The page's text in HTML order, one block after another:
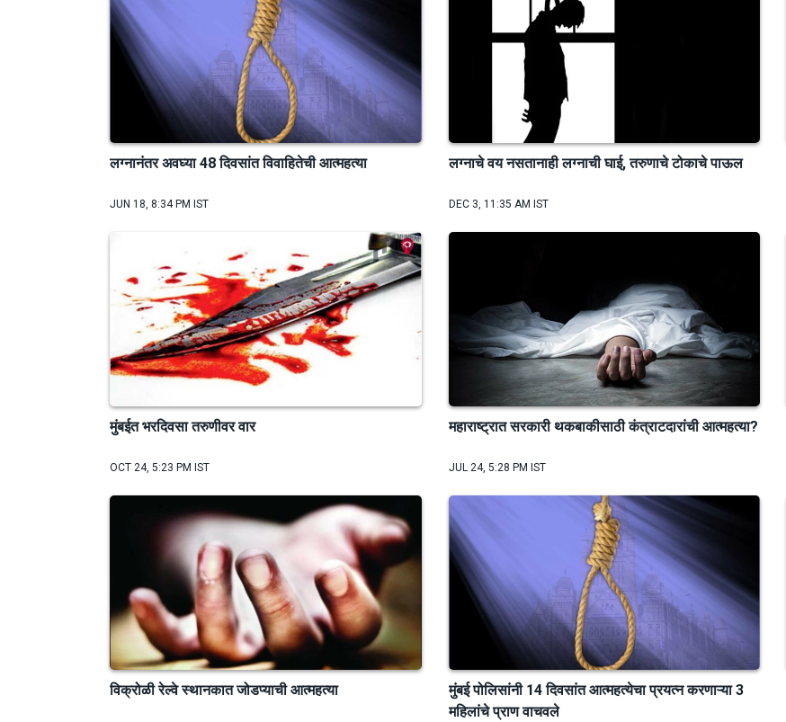
लग्नानंतर अवघ्या 48 दिवसांत विवाहितेची आत्महत्या
JUN 18, 8:34 PM IST
लग्नाचे वय नसतानाही लग्नाची घाई, तरुणाचे टोकाचे पाऊल
DEC 3, 11:35 AM IST
मुंबईत भरदिवसा तरुणीवर वार
OCT 24, 5:23 PM IST
महाराष्ट्रात सरकारी थकबाकीसाठी कंत्राटदारांची आत्महत्या?
JUL 24, 5:28 PM IST
विक्रोळी रेल्वे स्थानकात जोडप्याची आत्महत्या
मुंबई पोलिसांनी 14 दिवसांत आत्महत्येचा प्रयत्न करणाऱ्या 3
महिलांचे प्राण वाचवले